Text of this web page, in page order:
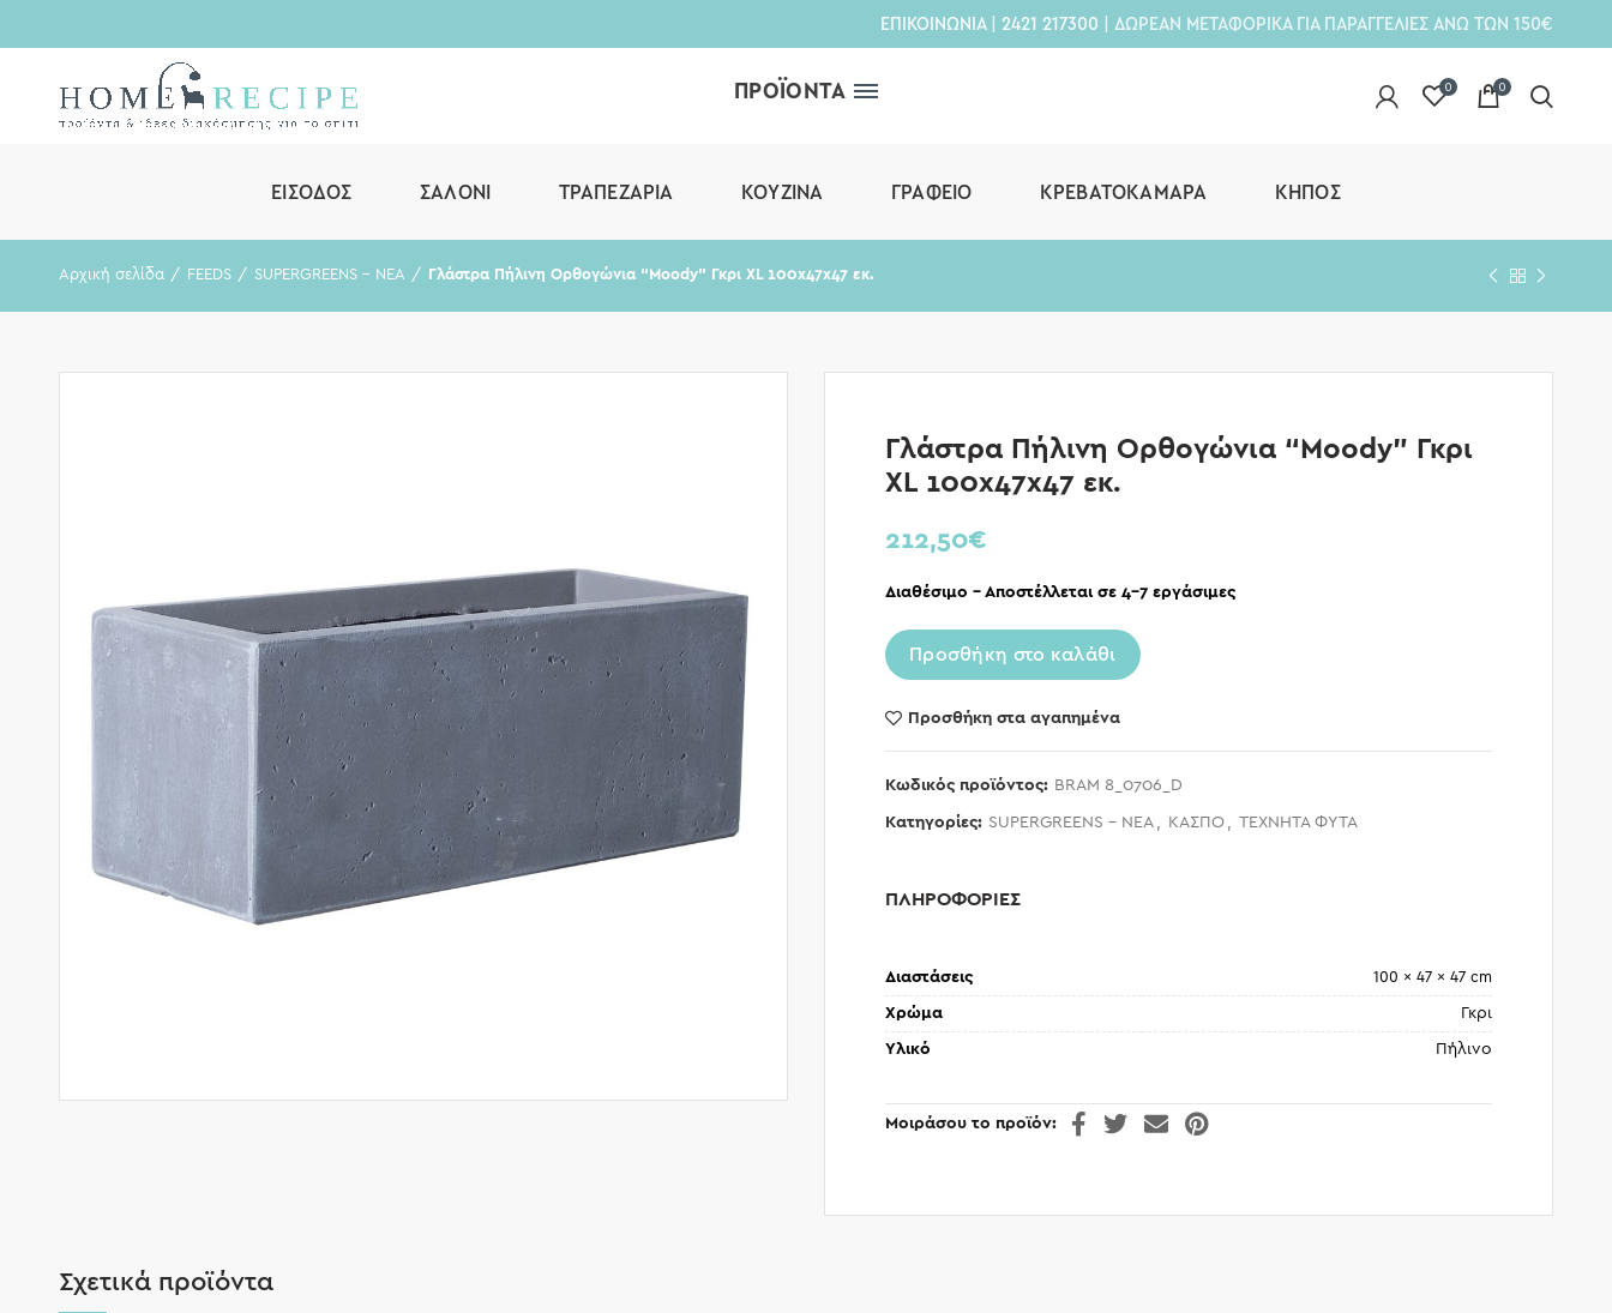
ΕΠΙΚΟΙΝΩΝΙΑ| 2421 217300 | ΔΩΡΕΑΝ ΜΕΤΑΦΟΡΙΚΑ ΓΙΑ ΠΑΡΑΓΓΕΛΙΕΣ ΑΝΩ ΤΩΝ 150€
ΠΡΟΪΟΝΤΑ 0 0
ΕΊΣΟΔΟΣ ΣΑΛΌΝΙ ΤΡΑΠΕΖΑΡΊΑ ΚΟΥΖΊΝΑ ΓΡΑΦΕΊΟ ΚΡΕΒΑΤΟΚΆΜΑΡΑ ΚΉΠΟΣ
Αρχική σελίδα FEEDS SUPERGREENS - ΝΕΑ Γλάστρα Πήλινη Ορθογώνια “Moody” Γκρι XL 100x47x47 εκ.
Γλάστρα Πήλινη Ορθογώνια “Moody” Γκρι
XL 100x47x47 εκ.
212,50€
Διαθέσιμο – Αποστέλλεται σε 4-7 εργάσιμες
Προσθήκη στο καλάθι
Προσθήκη στα αγαπημένα
Κωδικός προϊόντος: BRAM 8_0706_D
Κατηγορίες: SUPERGREENS - ΝΕΑ , ΚΑΣΠΟ , ΤΕΧΝΗΤΑ ΦΥΤΑ
ΠΛΗΡΟΦΟΡΙΕΣ
Διαστάσεις 100 × 47 × 47 cm
Χρώμα Γκρι
Υλικό Πήλινο
Μοιράσου το προϊόν
Σχετικά προϊόντα